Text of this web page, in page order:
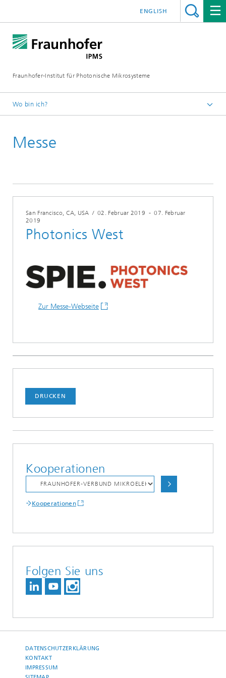
Fraunhofer-Institut für Photonische Mikrosysteme
ENGLISH
Wo bin ich?
Messe
San Francisco, CA, USA /02. Februar 2019 -07. Februar
2019
Photonics West
Zur Messe-Webseite
DRUCKEN
Kooperationen
Kooperationen
Folgen Sie uns
DATENSCHUTZERKLÄRUNG
KONTAKT
IMPRESSUM